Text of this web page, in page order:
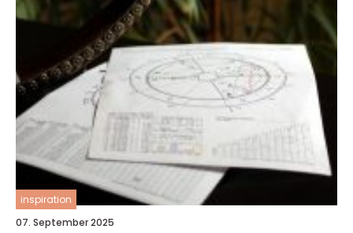
inspiration
07. September 2025